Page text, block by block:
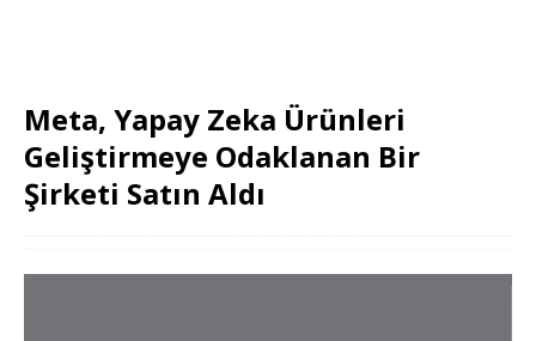
Meta, Yapay Zeka Ürünleri
Geliştirmeye Odaklanan Bir
Şirketi Satın Aldı